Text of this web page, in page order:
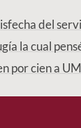
del
la cual
por cien a